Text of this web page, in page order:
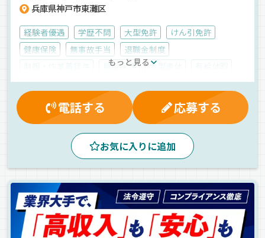
兵庫県神戸市東灘区
経験者優遇 学歴不問 大型免許
けん引免許
健康保険
無事故手当
退職金制度
雇用保険 大型連休
厚生年金
賞与 労災保険 交通費支給 夕方
朝
早朝 拠点多数 地場
タンクローリー
正社員
もっと見る
電話する 応募する
お気に入りに追加